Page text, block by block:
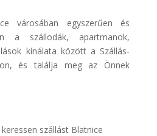
városában egyszerűen és
a szállodák, apartmanok,
kínálata között a Szállás-
és találja meg az Önnek
szállást Blatnice